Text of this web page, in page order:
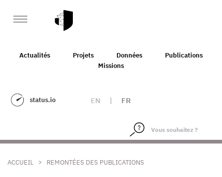
Actualités Projets Données
Publications
Missions
status.io EN | FR
ACCUEIL > REMONTÉES DES PUBLICATIONS